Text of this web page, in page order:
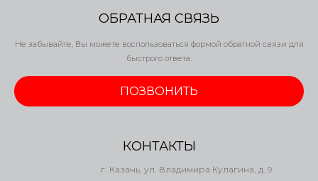
ОБРАТНАЯ СВЯЗЬ
Не забывайте, Вы можете воспользоваться формой обратной связи для
быстрого ответа.
ПОЗВОНИТЬ
КОНТАКТЫ
г. Казань, ул. Владимира Кулагина, д. 9